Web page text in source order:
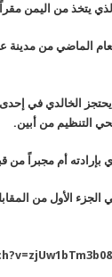
يتخذ من اليمن
يوم 28 مارس العام
الخالدي في
التنظيم من أبين.
بإرادته أم مجبراً من
الأول من